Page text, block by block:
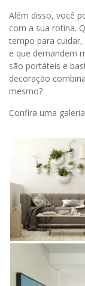
Além disso, você
com a sua rotina.
tempo para
e que demandem
são portáteis e
decoração
mesmo?
Confira uma